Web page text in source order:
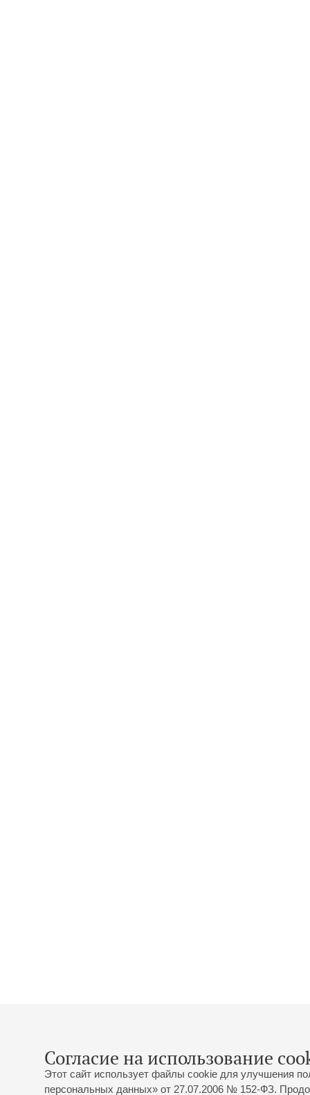
Согласие на использование
Этот сайт использует файлы cookie для улучшения
персональных данных» от 27.07.2006 № 152-ФЗ.